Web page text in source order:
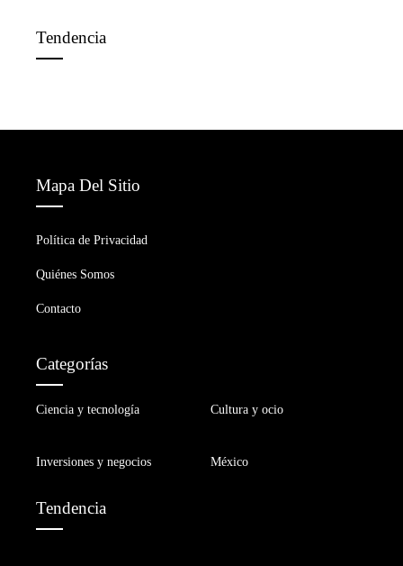
Tendencia
Mapa Del Sitio
Política de Privacidad
Quiénes Somos
Contacto
Categorías
Ciencia y tecnología Cultura y ocio
Inversiones y negocios México
Tendencia